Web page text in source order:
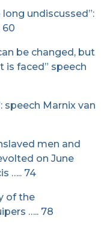
undiscussed”:
60
be changed, but
is faced” speech
speech Marnix van
men and
on June
….. 74
of the
….. 78